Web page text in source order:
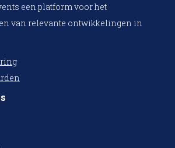
een platform voor het
van relevante ontwikkelingen in